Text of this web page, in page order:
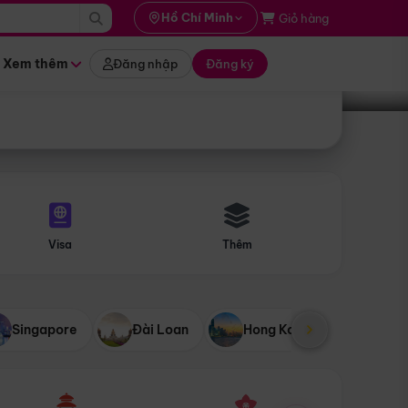
Hồ Chí Minh Giỏ hàng
Xem thêm Đăng nhập Đăng ký
Tìm tour
Visa Thêm
Singapore Đài Loan Hong Kong